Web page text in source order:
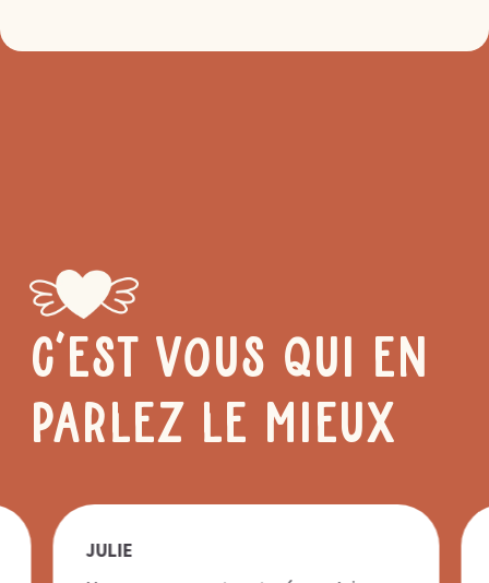
C’EST VOUS QUI EN
PARLEZ LE MIEUX
JULIE
GUIGS